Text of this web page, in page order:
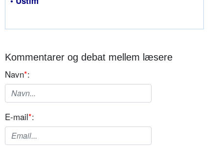
Kommentarer og debat mellem læsere
Navn*:
E-mail*: